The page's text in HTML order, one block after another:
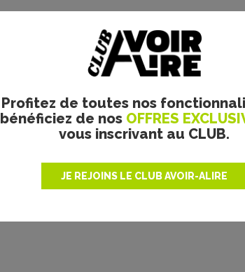
Profitez de toutes nos
bénéficiez de nos OFFRES
vous inscrivant au CLUB.
JE REJOINS LE CLUB AVOIR-ALIRE